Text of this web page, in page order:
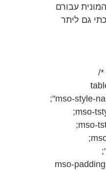
עבורם
גם ליתר
mso-
mso-
mso-